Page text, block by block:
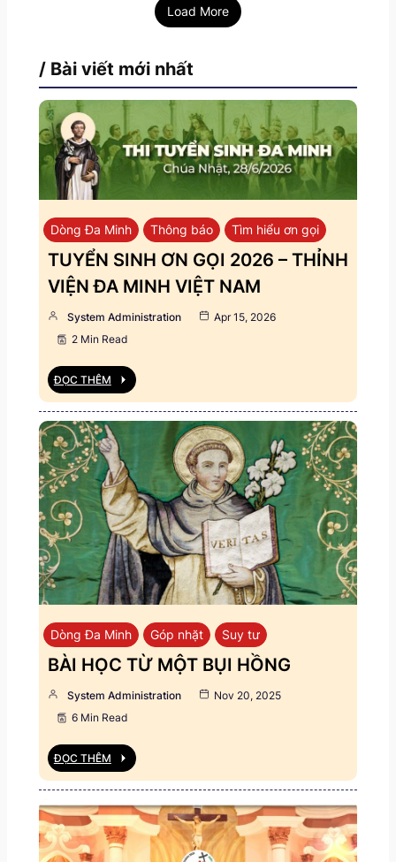
Load More
/ Bài viết mới nhất
Dòng Đa Minh Thông báo Tìm hiểu ơn gọi
TUYỂN SINH ƠN GỌI 2026 – THỈNH
VIỆN ĐA MINH VIỆT NAM
System Administration
Apr 15, 2026
2 Min Read
ĐỌC THÊM
Dòng Đa Minh Góp nhặt Suy tư
BÀI HỌC TỪ MỘT BỤI HỒNG
System Administration
Nov 20, 2025
6 Min Read
ĐỌC THÊM